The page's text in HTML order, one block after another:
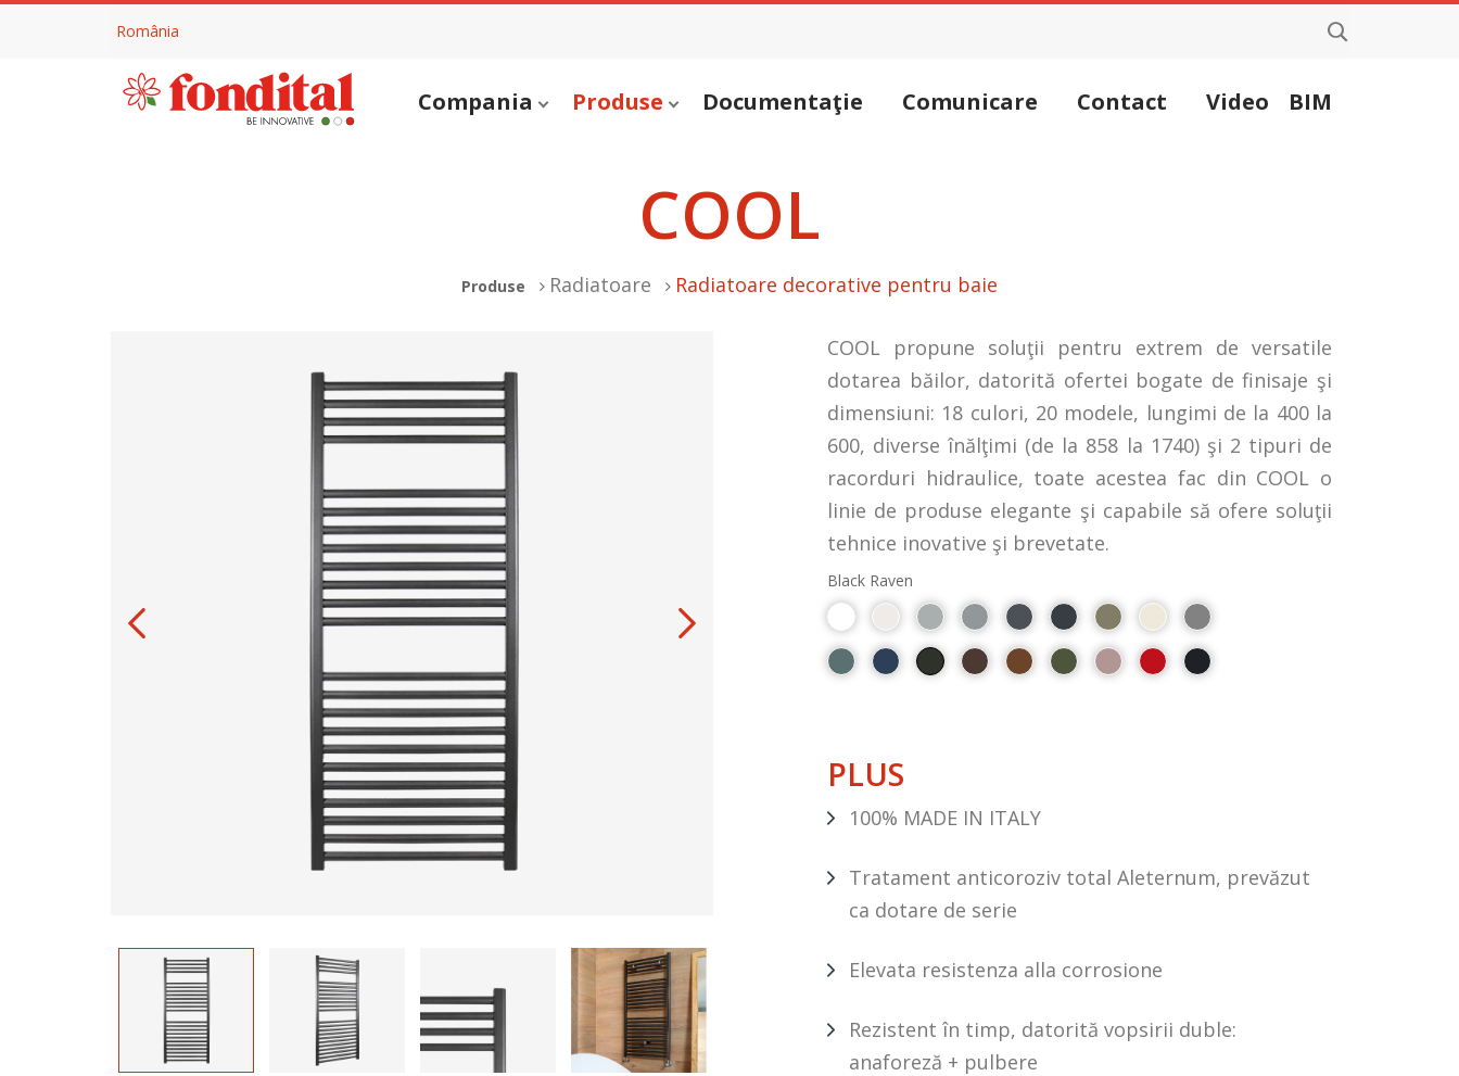
România
Compania Produse Documentaţie Comunicare Contact Video BIM
COOL
Produse Radiatoare Radiatoare decorative pentru baie
COOL propune soluţii pentru extrem de versatile
dotarea băilor, datorită ofertei bogate de finisaje şi
dimensiuni: 18 culori, 20 modele, lungimi de la 400 la
600, diverse înălţimi (de la 858 la 1740) şi 2 tipuri de
racorduri hidraulice, toate acestea fac din COOL o
linie de produse elegante şi capabile să ofere soluţii
tehnice inovative şi brevetate.
Black Raven
PLUS
100% MADE IN ITALY
Tratament anticoroziv total Aleternum, prevăzut
ca dotare de serie
Elevata resistenza alla corrosione
Rezistent în timp, datorită vopsirii duble:
anaforeză + pulbere